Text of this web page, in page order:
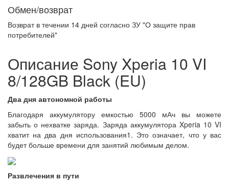
Обмен/возврат
Возврат в течении 14 дней согласно ЗУ "О защите прав
потребителей"
Описание Sony Xperia 10 VI
8/128GB Black (EU)
Два дня автономной работы
Благодаря аккумулятору емкостью 5000 мАч вы можете
забыть о нехватке заряда. Заряда аккумулятора Xperia 10 VI
хватит на два дня использования1. Это означает, что у вас
будет больше времени для занятий любимым делом.
Развлечения в пути